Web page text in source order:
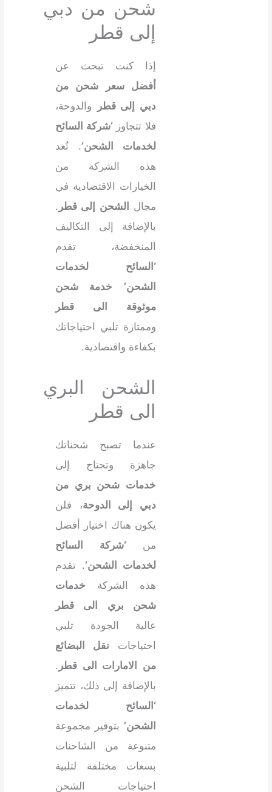
شحن من دبي
إلى قطر
إذا كنت تبحث عن
أفضل سعر شحن من
دبي إلى قطر
والدوحة،
فلا تتجاوز‘شركة السائح
لخدمات الشحن’. تُعد
هذه الشركة من
الخيارات الاقتصادية في
مجال
الشحن إلى قطر .
بالإضافة إلى التكاليف
المنخفضة، تقدم
‘السائح لخدمات
الشحن’
خدمة شحن
موثوقة الى قطر
وممتازة تلبي احتياجاتك
بكفاءة واقتصادية.
الشحن البري
الى قطر
عندما تصبح شحناتك
جاهزة وتحتاج إلى
خدمات شحن بري من
دبي إلى الدوحة، فلن
يكون هناك اختيار أفضل
من‘شركة السائح
لخدمات الشحن’. تقدم
هذه الشركة خدمات
شحن بري الى قطر
عالية الجودة تلبي
احتياجات نقل البضائع
من الامارات الى قطر .
بالإضافة إلى ذلك، تتميز
‘السائح لخدمات
الشحن’ بتوفير مجموعة
متنوعة من الشاحنات
بسعات مختلفة لتلبية
احتياجات الشحن